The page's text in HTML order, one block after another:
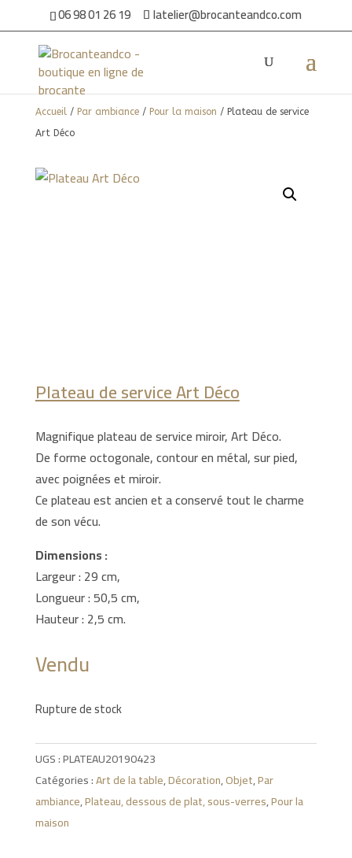
06 98 01 26 19 latelier@brocanteandco.com
Accueil/ Par ambiance/ Pour la maison / Plateau de service
Art Déco
Plateau de service Art Déco
Magnifique plateau de service miroir, Art Déco.
De forme octogonale, contour en métal, sur pied,
avec poignées et miroir.
Ce plateau est ancien et a conservé tout le charme
de son vécu.
Dimensions :
Largeur : 29 cm,
Longueur : 50,5 cm,
Hauteur : 2,5 cm.
Vendu
Rupture de stock
UGS :PLATEAU20190423
Catégories :Art de la table,Décoration,Objet,Par
ambiance,Plateau, dessous de plat, sous-verres,Pour la
maison